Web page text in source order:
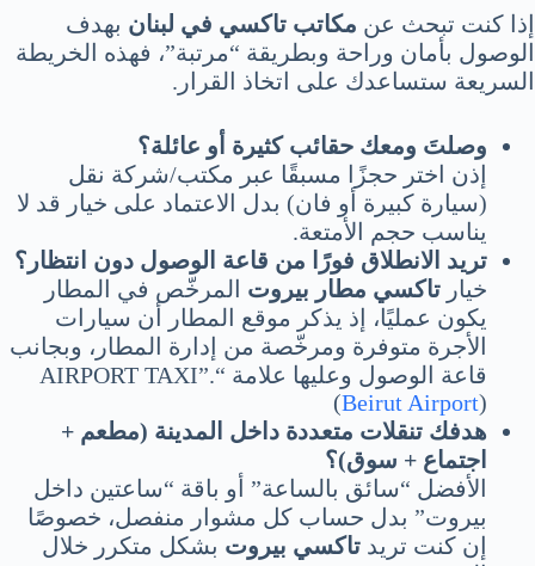
إذا كنت تبحث عن مكاتب تاكسي في لبنان بهدف
الوصول بأمان وراحة وبطريقة “مرتبة”، فهذه الخريطة
السريعة ستساعدك على اتخاذ القرار.
وصلتَ ومعك حقائب كثيرة أو عائلة؟
إذن اختر حجزًا مسبقًا عبر مكتب/شركة نقل
(سيارة كبيرة أو فان) بدل الاعتماد على خيار قد لا
يناسب حجم الأمتعة.
تريد الانطلاق فورًا من قاعة الوصول دون انتظار؟
خيار تاكسي مطار بيروت المرخّص في المطار
يكون عمليًا، إذ يذكر موقع المطار أن سيارات
الأجرة متوفرة ومرخّصة من إدارة المطار، وبجانب
قاعة الوصول وعليها علامة “AIRPORT TAXI”.
(Beirut Airport)
هدفك تنقلات متعددة داخل المدينة (مطعم +
اجتماع + سوق)؟
الأفضل “سائق بالساعة” أو باقة “ساعتين داخل
بيروت” بدل حساب كل مشوار منفصل، خصوصًا
إن كنت تريد تاكسي بيروت بشكل متكرر خلال